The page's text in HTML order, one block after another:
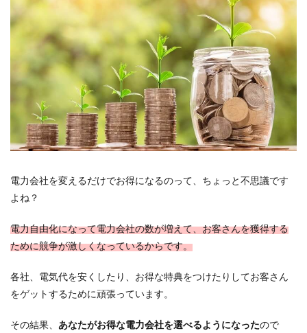
電力会社を変えるだけでお得になるのって、ちょっと不思議です
よね？
電力自由化になって電力会社の数が増えて、お客さんを獲得する
ために競争が激しくなっているからです。
各社、電気代を安くしたり、お得な特典をつけたりしてお客さん
をゲットするために頑張っています。
その結果、 あなたがお得な電力会社を選べるようになったので